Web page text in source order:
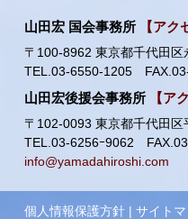
山田宏 国会事務所 【アク
〒100-8962 東京都千代田
TEL.03-6550-1205
山田宏後援会事務所 【ア
〒102-0093 東京都千代田
TEL.03-6256ｰ9062
info@yamadahiroshi.com
個人情報保護方針 |サイト